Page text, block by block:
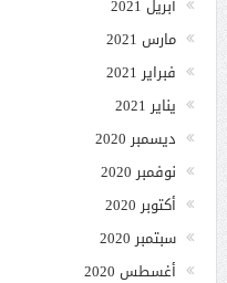
أبريل 2021
مارس 2021
فبراير 2021
يناير 2021
ديسمبر 2020
نوفمبر 2020
أكتوبر 2020
سبتمبر 2020
أغسطس 2020